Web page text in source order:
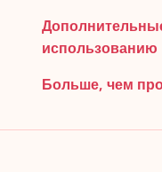
использованию
Больше, чем